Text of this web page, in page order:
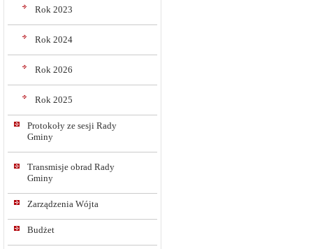
Rok 2023
Rok 2024
Rok 2026
Rok 2025
Protokoły ze sesji Rady
Gminy
Transmisje obrad Rady
Gminy
Zarządzenia Wójta
Budżet